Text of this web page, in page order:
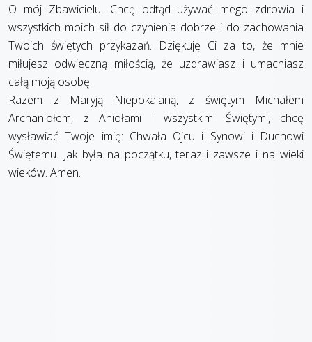
O mój Zbawicielu! Chcę odtąd używać mego zdrowia i
wszystkich moich sił do czynienia dobrze i do zachowania
Twoich świętych przykazań. Dziękuję Ci za to, że mnie
miłujesz odwieczną miłością, że uzdrawiasz i umacniasz
całą moją osobę.
Razem z Maryją Niepokalaną, z świętym Michałem
Archaniołem, z Aniołami i wszystkimi Świętymi, chcę
wysławiać Twoje imię: Chwała Ojcu i Synowi i Duchowi
Świętemu. Jak była na początku, teraz i zawsze i na wieki
wieków. Amen.